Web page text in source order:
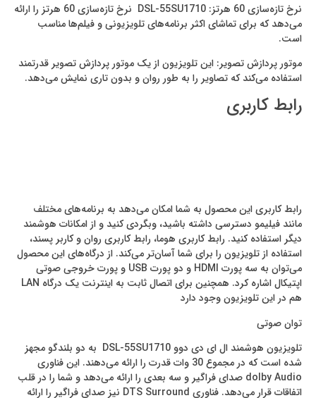
نرخ تازه‌سازی 60 هرتز: DSL-55SU1710 نرخ تازه‌سازی 60 هرتز را ارائه
می‌دهد که برای تماشای اکثر برنامه‌های تلویزیونی و فیلم‌ها مناسب
است.
موتور پردازش تصویر: این تلویزیون از یک موتور پردازش تصویر قدرتمند
استفاده می‌کند که تصاویر را به طور روان و بدون تاری نمایش می‌دهد.
رابط کاربری
رابط کاربری این محصول به شما امکان می‌دهد به برنامه‌های مختلف
مانند فیلیمو دسترسی داشته باشید، وبگردی کنید و از امکانات هوشمند
دیگر استفاده کنید. رابط کاربری هوما، رابط کاربری روان و کاربر پسند،
استفاده از تلویزیون را برای شما آسان‌تر می‌کند. از درگاه‌های این محصول
می‌توان به سه پورت HDMI و دو پورت USB و پورت خروجی صوتی
اپتیکال اشاره کرد. همچنین برای اتصال ثابت به اینترنت یک درگاه LAN
هم در این تلویزیون وجود دارد
توان صوتی
تلویزیون هوشمند ال ای دی دوو DSL-55SU1710 به دو بلندگو مجهز
شده است که در مجموع 30 وات قدرت را ارائه می‌دهند. این فناوری
dolby Audio صدای فراگیر و سه بعدی را ارائه می‌دهد و شما را در قلب
اتفاقات قرار می‌دهد. فناوری DTS Surround نیز صدای فراگیر را ارائه